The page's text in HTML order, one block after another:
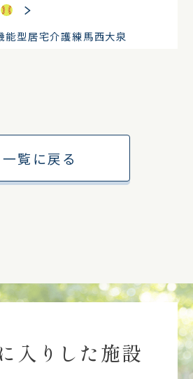
型居宅介護練馬西大泉
一覧に戻る
入りした施設